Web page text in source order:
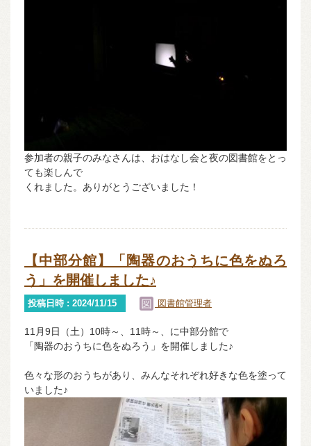
参加者の親子のみなさんは、おはなし会と夜の図書館をとっ
ても楽しんで
くれました。ありがとうございました！
【中部分館】「陶器のおうちに色をぬろ
う」を開催しました♪
投稿日時 : 2024/11/15 図書館管理者
11月9日（土）10時～、11時～、に中部分館で
「陶器のおうちに色をぬろう」を開催しました♪
色々な形のおうちがあり、みんなそれぞれ好きな色を塗って
いました♪